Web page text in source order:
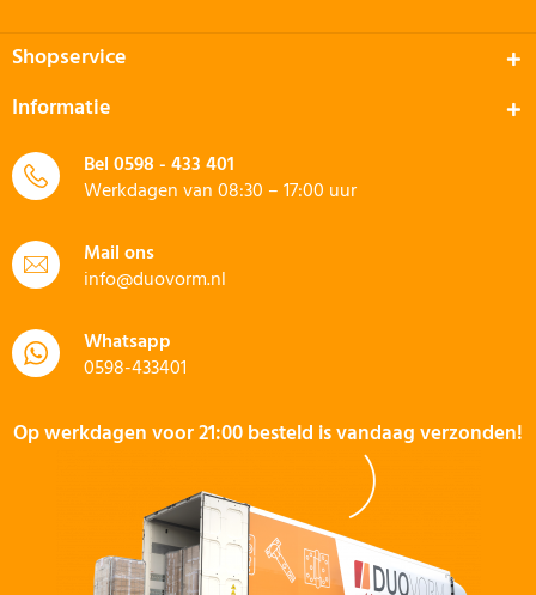
Shopservice
Informatie
Bel0598 - 433 401
Werkdagen van 08:30 – 17:00 uur
Mail ons
info@duovorm.nl
Whatsapp
0598-433401
Op werkdagen voor 21:00 besteld is vandaag verzonden!